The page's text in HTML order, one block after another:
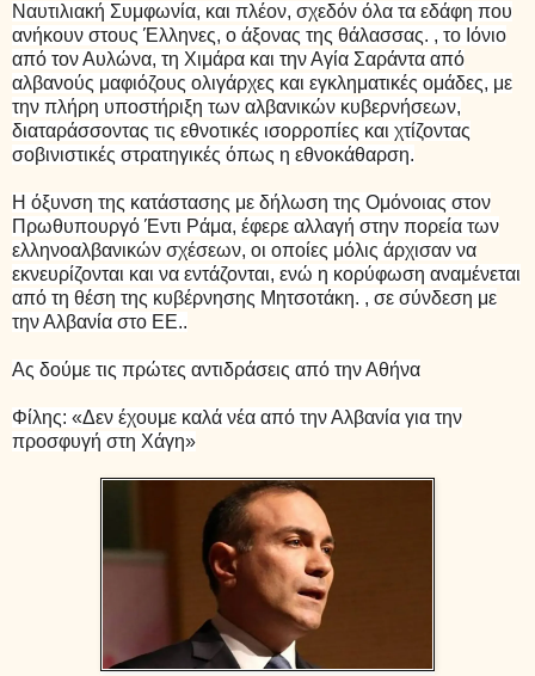
Ναυτιλιακή Συμφωνία, και πλέον, σχεδόν όλα τα εδάφη που
ανήκουν στους Έλληνες, ο άξονας της θάλασσας. , το Ιόνιο
από τον Αυλώνα, τη Χιμάρα και την Αγία Σαράντα από
αλβανούς μαφιόζους ολιγάρχες και εγκληματικές ομάδες, με
την πλήρη υποστήριξη των αλβανικών κυβερνήσεων,
διαταράσσοντας τις εθνοτικές ισορροπίες και χτίζοντας
σοβινιστικές στρατηγικές όπως η εθνοκάθαρση.
Η όξυνση της κατάστασης με δήλωση της Ομόνοιας στον
Πρωθυπουργό Έντι Ράμα, έφερε αλλαγή στην πορεία των
ελληνοαλβανικών σχέσεων, οι οποίες μόλις άρχισαν να
εκνευρίζονται και να εντάζονται, ενώ η κορύφωση αναμένεται
από τη θέση της κυβέρνησης Μητσοτάκη. , σε σύνδεση με
την Αλβανία στο ΕΕ..
Ας δούμε τις πρώτες αντιδράσεις από την Αθήνα
Φίλης: «Δεν έχουμε καλά νέα από την Αλβανία για την
προσφυγή στη Χάγη»